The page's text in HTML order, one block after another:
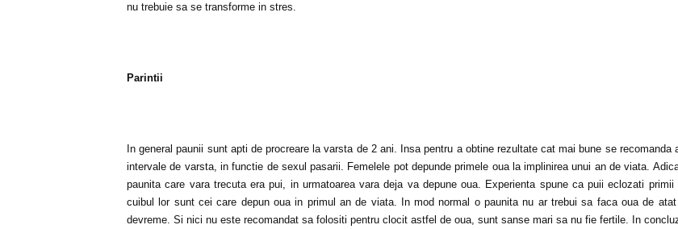
nu trebuie sa se transforme in stres.
Parintii
In general paunii sunt apti de procreare la varsta de 2 ani. Insa pentru a obtine rezultate cat mai bune se recomanda
intervale de varsta, in functie de sexul pasarii. Femelele pot depunde primele oua la implinirea unui an de viata.
paunita care vara trecuta era pui, in urmatoarea vara deja va depune oua. Experienta spune ca puii eclozati primii
cuibul lor sunt cei care depun oua in primul an de viata. In mod normal o paunita nu ar trebui sa faca oua de
devreme. Si nici nu este recomandat sa folositi pentru clocit astfel de oua, sunt sanse mari sa nu fie fertile. In